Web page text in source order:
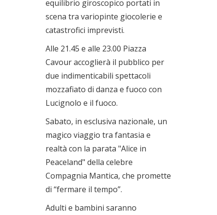
equilibrio giroscopico portati in
scena tra variopinte giocolerie e
catastrofici imprevisti.
Alle 21.45 e alle 23.00 Piazza
Cavour accoglierà il pubblico per
due indimenticabili spettacoli
mozzafiato di danza e fuoco con
Lucignolo e il fuoco.
Sabato, in esclusiva nazionale, un
magico viaggio tra fantasia e
realtà con la parata "Alice in
Peaceland" della celebre
Compagnia Mantica, che promette
di “fermare il tempo”.
Adulti e bambini saranno